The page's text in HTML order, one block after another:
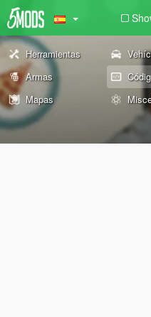
Herramientas
Armas
Mapas